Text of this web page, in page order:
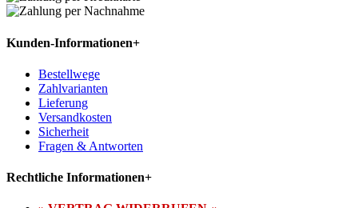
Kunden-Informationen+
Bestellwege
Zahlvarianten
Lieferung
Versandkosten
Sicherheit
Fragen & Antworten
Rechtliche Informationen+